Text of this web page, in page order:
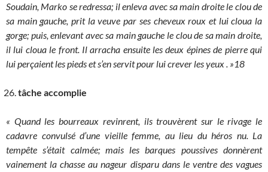
Soudain, Marko se redressa; il enleva avec sa main droite le clou de
sa main gauche, prit la veuve par ses cheveux roux et lui cloua la
gorge; puis, enlevant avec sa main gauche le clou de sa main droite,
il lui cloua le front. Il arracha ensuite les deux épines de pierre qui
lui perçaient les pieds et s’en servit pour lui crever les yeux . »18
tâche accomplie
« Quand les bourreaux revinrent, ils trouvèrent sur le rivage le
cadavre convulsé d’une vieille femme, au lieu du héros nu. La
tempête s’était calmée; mais les barques poussives donnèrent
vainement la chasse au nageur disparu dans le ventre des vagues